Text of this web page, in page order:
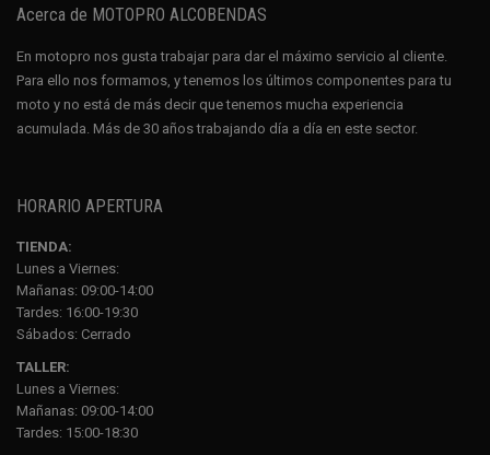
Acerca de MOTOPRO ALCOBENDAS
En motopro nos gusta trabajar para dar el máximo servicio al cliente.
Para ello nos formamos, y tenemos los últimos componentes para tu
moto y no está de más decir que tenemos mucha experiencia
acumulada. Más de 30 años trabajando día a día en este sector.
HORARIO APERTURA
TIENDA:
Lunes a Viernes:
Mañanas: 09:00-14:00
Tardes: 16:00-19:30
Sábados: Cerrado
TALLER:
Lunes a Viernes:
Mañanas: 09:00-14:00
Tardes: 15:00-18:30